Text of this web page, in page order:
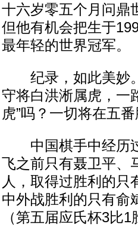
十六岁零五个月问鼎
但他有机会把生于
最年轻的世界冠军。
纪录，如此美妙。
守将白洪淅属虎，一
虎”吗？一切将在五
中国棋手中经历过
飞之前只有聂卫平、
人，取得过胜利的只
中外战胜利的只有俞
（第五届应氏杯3比